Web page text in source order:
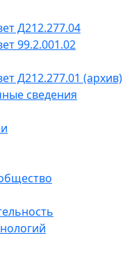
Д212.277.04
99.2.001.02
Д212.277.01 (архив)
сведения